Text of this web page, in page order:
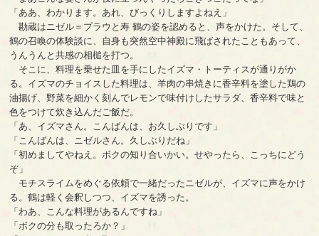
「ああ、わかります。あれ、びっくりしますよねえ」
勘蔵はニゼル＝プラウと寿 鶴の姿を認めると、声をかけた。そして、
鶴の召喚の体験談に、自身も突然空中神殿に飛ばされたこともあって、
うんうんと共感の相槌を打つ。
そこに、料理を乗せた皿を手にしたイズマ・トーティスが通りがか
る。イズマのチョイスした料理は、羊肉の串焼きに香辛料を塗した鶏の
油揚げ、野菜を細かく刻んでレモンで味付けしたサラダ、香辛料で味と
色をつけて炊き込んだご飯だ。
「あ、イズマさん。こんばんは、お久しぶりです」
「こんばんは、ニゼルさん。久しぶりだね」
「初めましてやねえ。ボクの知り合いかい。せやったら、こっちにどう
ぞ」
モチスライムをめぐる依頼で一緒だったニゼルが、イズマに声をかけ
る。鶴は軽く会釈しつつ、イズマを誘った。
「わあ、こんな料理があるんですね」
「ボクの分も取ったろか？」